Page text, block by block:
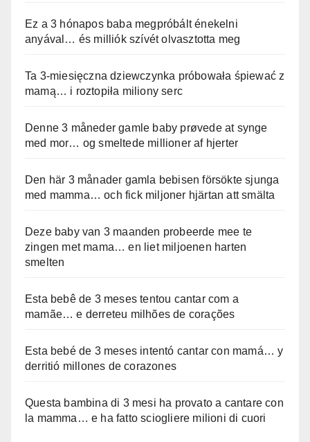
Ez a 3 hónapos baba megpróbált énekelni
anyával… és milliók szívét olvasztotta meg
Ta 3-miesięczna dziewczynka próbowała śpiewać z
mamą… i roztopiła miliony serc
Denne 3 måneder gamle baby prøvede at synge
med mor… og smeltede millioner af hjerter
Den här 3 månader gamla bebisen försökte sjunga
med mamma… och fick miljoner hjärtan att smälta
Deze baby van 3 maanden probeerde mee te
zingen met mama… en liet miljoenen harten
smelten
Esta bebê de 3 meses tentou cantar com a
mamãe… e derreteu milhões de corações
Esta bebé de 3 meses intentó cantar con mamá… y
derritió millones de corazones
Questa bambina di 3 mesi ha provato a cantare con
la mamma… e ha fatto sciogliere milioni di cuori